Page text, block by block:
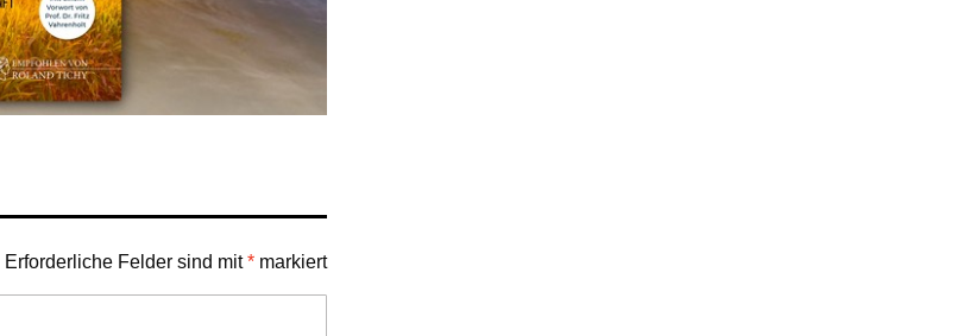
Erforderliche Felder sind mit* markiert